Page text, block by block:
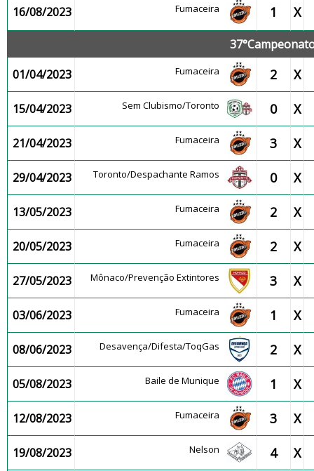
16/08/2023 Fumaceira 1 X
01/04/2023
Fumaceira 2 X
15/04/2023 Sem Clubismo/Toronto 0 X
21/04/2023 Fumaceira 3 X
29/04/2023 Toronto/Despachante Ramos 0 X
13/05/2023 Fumaceira 2 X
20/05/2023 Fumaceira 2 X
27/05/2023 Mônaco/Prevenção Extintores 3 X
03/06/2023 Fumaceira 1 X
08/06/2023 Desavença/Difesta/ToqGas 2 X
05/08/2023 Baile de Munique 1 X
12/08/2023 Fumaceira 3 X
19/08/2023 Nelson 4 X